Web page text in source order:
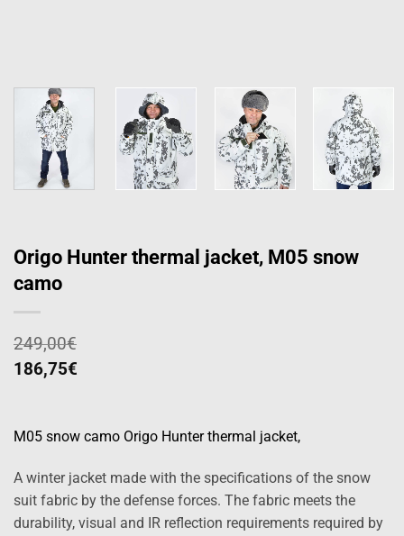
Origo Hunter thermal jacket, M05 snow
camo
249,00€
186,75€
M05 snow camo Origo Hunter thermal jacket,
A winter jacket made with the specifications of the snow
suit fabric by the defense forces. The fabric meets the
durability, visual and IR reflection requirements required by